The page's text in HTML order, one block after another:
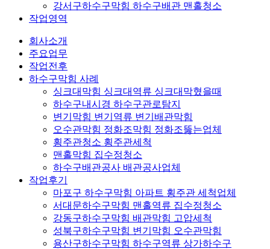
강서구하수구막힘 하수구배관 맨홀청소
작업영역
회사소개
주요업무
작업전후
하수구막힘 사례
싱크대막힘 싱크대역류 싱크대막혔을때
하수구내시경 하수구관로탐지
변기막힘 변기역류 변기배관막힘
오수관막힘 정화조막힘 정화조뚫는업체
횡주관청소 횡주관세척
맨홀막힘 집수정청소
하수구배관공사 배관공사업체
작업후기
마포구 하수구막힘 아파트 횡주관 세척업체
서대문하수구막힘 맨홀역류 집수정청소
강동구하수구막힘 배관막힘 고압세척
성북구하수구막힘 변기막힘 오수관막힘
용산구하수구막힘 하수구역류 상가하수구